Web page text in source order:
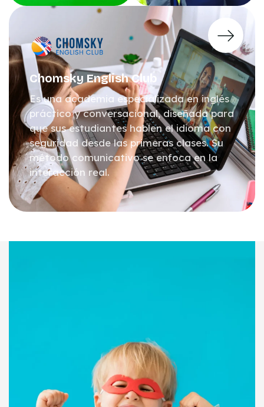
Chomsky English Club
Es una academia especializada en inglés
práctico y conversacional, diseñada para
que sus estudiantes hablen el idioma con
seguridad desde las primeras clases. Su
método comunicativo se enfoca en la
interacción real.